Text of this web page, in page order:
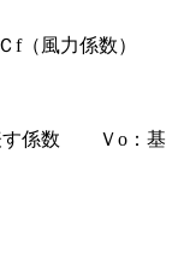
f（風力係数）
す係数 Ｖo：基